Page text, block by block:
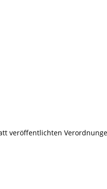
veröffentlichten